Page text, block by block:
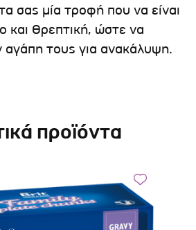
σας μία τροφή που να είναι
και θρεπτική, ώστε να
αγάπη τους για ανακάλυψη.
προϊόντα